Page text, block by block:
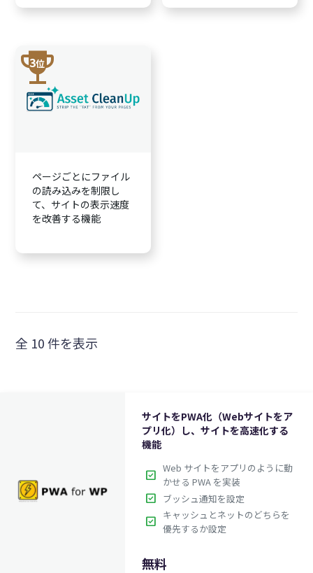
trophy
3位
ページごとにファイル
の読み込みを制限し
て、サイトの表示速度
を改善する機能
全 10 件を表示
サイトをPWA化（Webサイトをア
プリ化）し、サイトを高速化する
機能
check_box Web サイトをアプリのように動
かせる PWA を実装
check_box ブッシュ通知を設定
check_box キャッシュとネットのどちらを
優先するか設定
無料